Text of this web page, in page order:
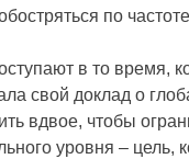
по
в то время,
свой доклад о
вдвое, чтобы
уровня – цель,